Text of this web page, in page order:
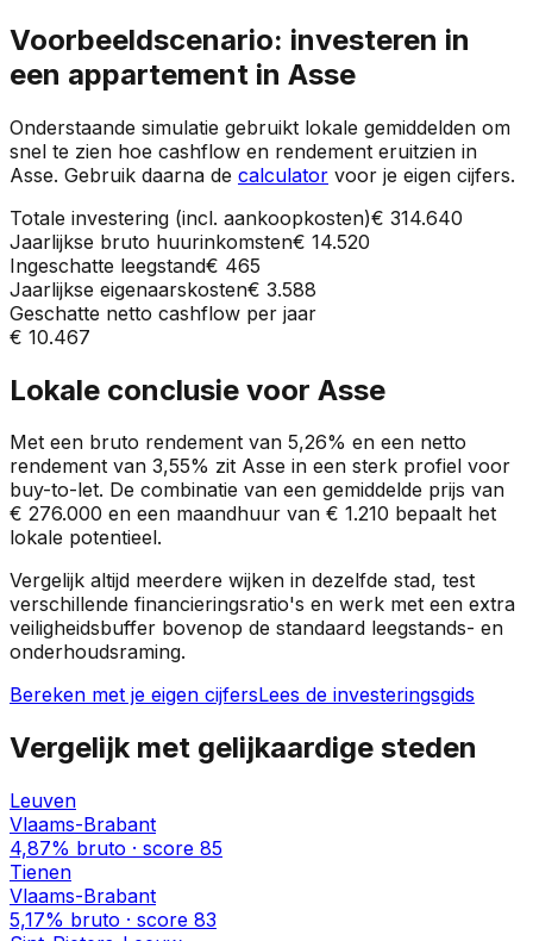
Voorbeeldscenario: investeren in
een appartement in Asse
Onderstaande simulatie gebruikt lokale gemiddelden om
snel te zien hoe cashflow en rendement eruitzien in
Asse. Gebruik daarna de calculator voor je eigen cijfers.
Totale investering (incl. aankoopkosten)€ 314.640
Jaarlijkse bruto huurinkomsten€ 14.520
Ingeschatte leegstand€ 465
Jaarlijkse eigenaarskosten€ 3.588
Geschatte netto cashflow per jaar
€ 10.467
Lokale conclusie voor Asse
Met een bruto rendement van 5,26% en een netto
rendement van 3,55% zit Asse in een sterk profiel voor
buy-to-let. De combinatie van een gemiddelde prijs van
€ 276.000 en een maandhuur van € 1.210 bepaalt het
lokale potentieel.
Vergelijk altijd meerdere wijken in dezelfde stad, test
verschillende financieringsratio's en werk met een extra
veiligheidsbuffer bovenop de standaard leegstands- en
onderhoudsraming.
Bereken met je eigen cijfersLees de investeringsgids
Vergelijk met gelijkaardige steden
Leuven
Vlaams-Brabant
4,87% bruto · score 85
Tienen
Vlaams-Brabant
5,17% bruto · score 83